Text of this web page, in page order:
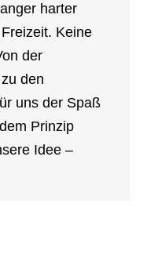
harter
Keine
der
den
uns der Spaß
Prinzip
Idee –